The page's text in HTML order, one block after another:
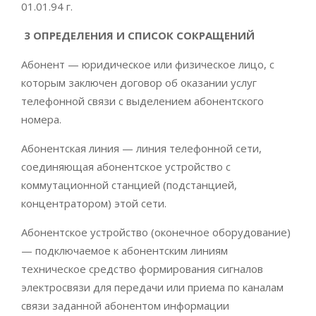
01.01.94 г.
3 ОПРЕДЕЛЕНИЯ И СПИСОК СОКРАЩЕНИЙ
Абонент — юридическое или физическое лицо, с
которым заключен договор об оказании услуг
телефонной связи с выделением абонентского
номера.
Абонентская линия — линия телефонной сети,
соединяющая абонентское устройство с
коммутационной станцией (подстанцией,
концентратором) этой сети.
Абонентское устройство (оконечное оборудование)
— подключаемое к абонентским линиям
техническое средство формирования сигналов
электросвязи для передачи или приема по каналам
связи заданной абонентом информации